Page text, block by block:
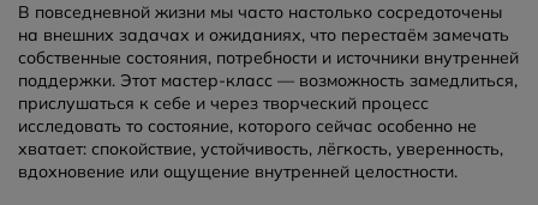
В повседневной жизни мы часто настолько сосредоточены
на внешних задачах и ожиданиях, что перестаём замечать
собственные состояния, потребности и источники внутренней
поддержки. Этот мастер-класс — возможность замедлиться,
прислушаться к себе и через творческий процесс
исследовать то состояние, которого сейчас особенно не
хватает: спокойствие, устойчивость, лёгкость, уверенность,
вдохновение или ощущение внутренней целостности.